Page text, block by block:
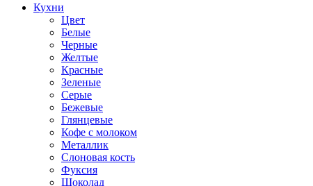
Кухни
Цвет
Белые
Черные
Желтые
Красные
Зеленые
Серые
Бежевые
Глянцевые
Кофе с молоком
Металлик
Слоновая кость
Фуксия
Шоколад